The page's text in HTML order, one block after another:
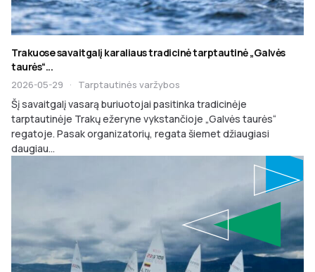
Trakuose savaitgalį karaliaus tradicinė tarptautinė „Galvės
taurės“...
2026-05-29 · Tarptautinės varžybos
Šį savaitgalį vasarą buriuotojai pasitinka tradicinėje
tarptautinėje Trakų ežeryne vykstančioje „Galvės taurės“
regatoje. Pasak organizatorių, regata šiemet džiaugiasi
daugiau...